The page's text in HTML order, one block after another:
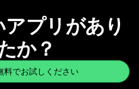
プリがあり
か？
でお試しください